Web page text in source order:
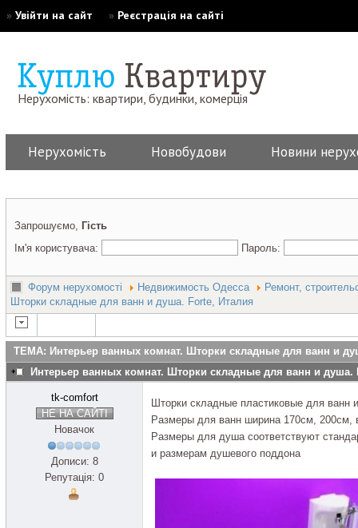
» Увійти на сайт » Реєстрація на сайті
Нерухомість: квартири, будинки, комерція
Нерухомість Новобудови Новини
Запрошуємо, Гість
Ім'я користувача:
Пароль:
Форум нерухомості Недвижимость Одесса
Ремонт,
Шторки складные для ванн и душа. Forte, Италия
ТЕМА: Интерьер ванных комнат. Шторки складные для ванн и
Интерьер ванных комнат. Шторки складные для ванн и душа.
tk-comfort
НЕ НА САЙТІ
Новачок
Дописи: 8
Репутація: 0
Шторки складные пластиковые для ванн
Размеры для ванн ширина 170см, 200см,
Размеры для душа соответствуют
и размерам душевого поддона